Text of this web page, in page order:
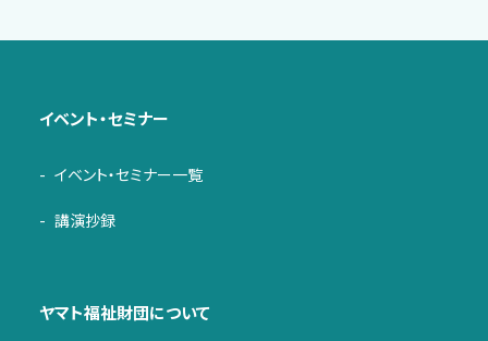
イベント・セミナー
イベント・セミナー一覧
講演抄録
ヤマト福祉財団について